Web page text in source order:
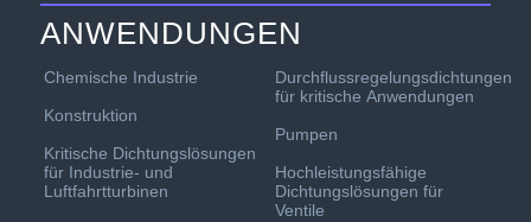
ANWENDUNGEN
Chemische Industrie
Konstruktion
Kritische Dichtungslösungen
für Industrie- und
Luftfahrtturbinen
Durchflussregelungsdichtungen
für kritische Anwendungen
Pumpen
Hochleistungsfähige
Dichtungslösungen für
Ventile